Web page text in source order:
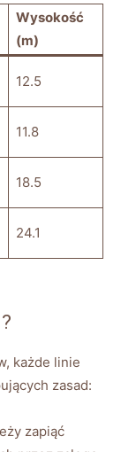
Wysokość
(m)
12.5
11.8
18.5
24.1
każde linie
zasad:
zapiąć